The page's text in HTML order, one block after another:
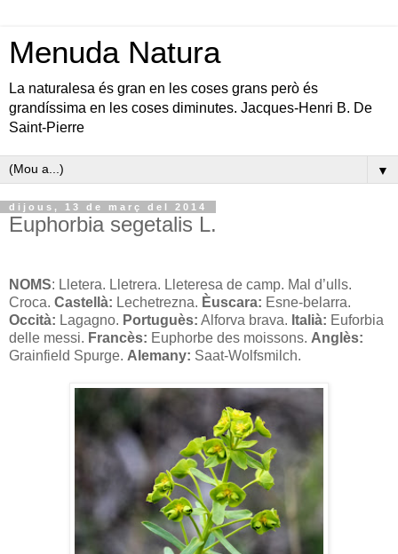
Menuda Natura
La naturalesa és gran en les coses grans però és
grandíssima en les coses diminutes. Jacques-Henri B. De
Saint-Pierre
▼
dijous, 13 de març del 2014
Euphorbia segetalis L.
NOMS: Lletera. Lletrera. Lleteresa de camp. Mal d’ulls.
Croca. Castellà: Lechetrezna. Èuscara: Esne-belarra.
Occità: Lagagno. Portuguès: Alforva brava. Italià: Euforbia
delle messi. Francès: Euphorbe des moissons. Anglès:
Grainfield Spurge. Alemany: Saat-Wolfsmilch.